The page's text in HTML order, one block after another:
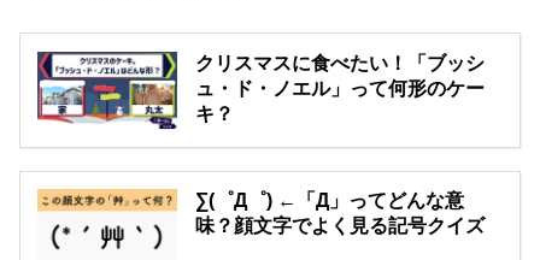
クリスマスに食べたい！「ブッシ
ュ・ド・ノエル」って何形のケー
キ？
∑(゜Д゜) ←「Д」ってどんな意
味？顔文字でよく見る記号クイズ